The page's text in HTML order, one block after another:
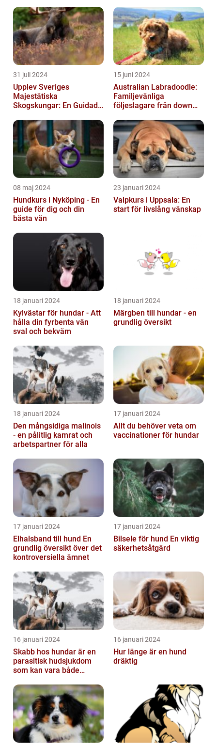
31 juli 2024
Upplev Sveriges
Majestätiska
Skogskungar: En Guidad
15 juni 2024
Australian Labradoodle:
Familjevänliga
följeslagare från down
08 maj 2024
Hundkurs i Nyköping - En
guide för dig och din
bästa vän
23 januari 2024
Valpkurs i Uppsala: En
start för livslång vänskap
18 januari 2024
Kylvästar för hundar - Att
hålla din fyrbenta vän
sval och bekväm
18 januari 2024
Märgben till hundar - en
grundlig översikt
18 januari 2024
Den mångsidiga malinois
- en pålitlig kamrat och
arbetspartner för alla
17 januari 2024
Allt du behöver veta om
vaccinationer för hundar
17 januari 2024
Elhalsband till hund En
grundlig översikt över det
kontroversiella ämnet
17 januari 2024
Bilsele för hund En viktig
säkerhetsåtgärd
16 januari 2024
Skabb hos hundar är en
parasitisk hudsjukdom
som kan vara både
för våra fy...
16 januari 2024
Hur länge är en hund
dräktig